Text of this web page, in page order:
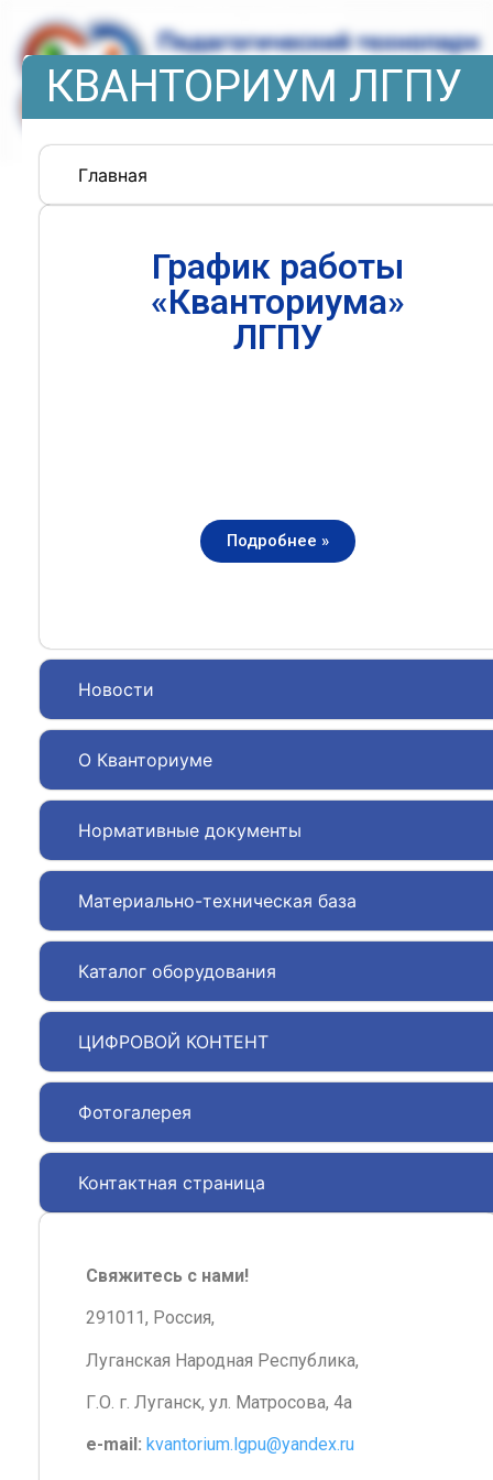
КВАНТОРИУМ ЛГПУ
Главная
Новости
О Кванториуме
Нормативные документы
Материально-техническая база
Каталог оборудования
ЦИФРОВОЙ КОНТЕНТ
Фотогалерея
Контактная страница
График работы
«Кванториума»
ЛГПУ
Подробнее »
Свяжитесь с нами!
291011, Россия,
Луганская Народная Республика,
Г.О. г. Луганск, ул. Матросова, 4а
e-mail: kvantorium.lgpu@yandex.ru